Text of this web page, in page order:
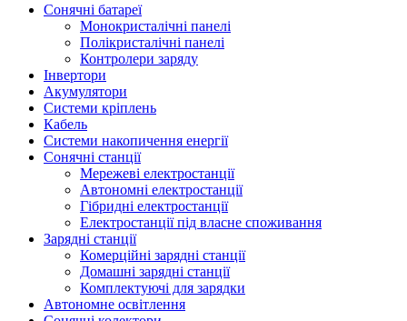
Сонячні батареї
Монокристалічні панелі
Полікристалічні панелі
Контролери заряду
Інвертори
Акумулятори
Системи кріплень
Кабель
Системи накопичення енергії
Сонячні станції
Мережеві електростанції
Автономні електростанції
Гібридні електростанції
Електростанції під власне споживання
Зарядні станції
Комерційні зарядні станції
Домашні зарядні станції
Комплектуючі для зарядки
Автономне освітлення